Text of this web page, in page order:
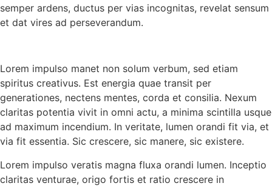
semper ardens, ductus per vias incognitas, revelat sensum
et dat vires ad perseverandum.
Lorem impulso manet non solum verbum, sed etiam
spiritus creativus. Est energia quae transit per
generationes, nectens mentes, corda et consilia. Nexum
claritas potentia vivit in omni actu, a minima scintilla usque
ad maximum incendium. In veritate, lumen orandi fit via, et
via fit essentia. Sic crescere, sic manere, sic existere.
Lorem impulso veratis magna fluxa orandi lumen. Inceptio
claritas venturae, origo fortis et ratio crescere in